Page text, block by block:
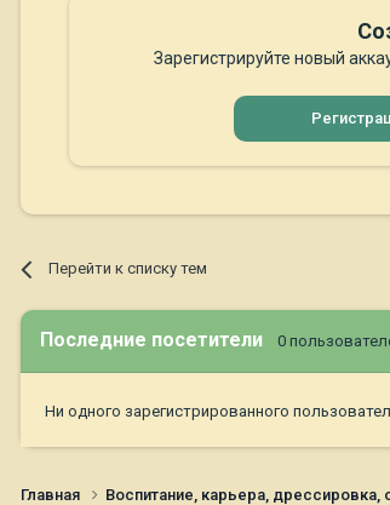
Зарегистрируйте новый
Перейти к списку тем
Последние посетители 0
Ни одного зарегистрированного
Главная Воспитание, карьера, дрессировка,